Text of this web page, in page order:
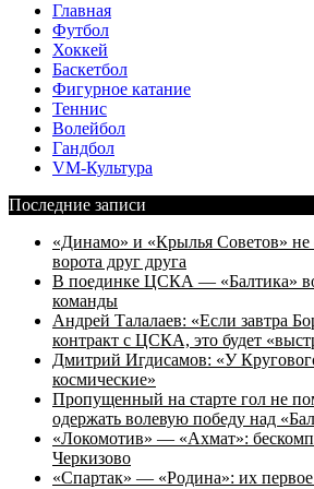
Главная
Футбол
Хоккей
Баскетбол
Фигурное катание
Теннис
Волейбол
Гандбол
VM-Культура
Последние записи
«Динамо» и «Крылья Советов» не
ворота друг друга
В поединке ЦСКА — «Балтика»
команды
Андрей Талалаев: «Если завтра
контракт с ЦСКА, это будет
Дмитрий Игдисамов: «У
космические»
Пропущенный на старте гол не
одержать волевую победу над
«Локомотив» — «Ахмат»:
Черкизово
«Спартак» — «Родина»: их